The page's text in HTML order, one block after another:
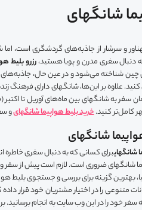
شانگهای
و سرشار از جاذبه‌های گردشگری است،
دنبال سفری مدرن و پویا هستید،رزرو بلیط
چین شناخته می‌شود و در عین حال، جاذبه‌های
علاوه بر این‌ها، شانگهای دارای فرهنگ
سفر به شانگهای بین ماه‌های آوریل تا
کامل‌تر کنید.خرید بلیط هواپیما شانگهایو
شانگهای
شانگهایبرای کسانی که به دنبال سفری
شانگهای ضروری است. لازم است پیش از
بهترین گزینه برای بررسی و جستجوی بلیط
متنوعی را در اختیار مشتریان خود قرار
سفر خود را در این وب سایت به انجام برسانید.